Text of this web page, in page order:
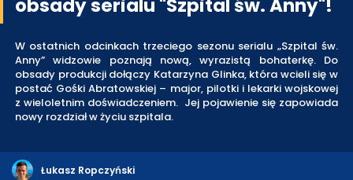
obsady serialu "Szpital św. Anny"!
W ostatnich odcinkach trzeciego sezonu serialu „Szpital św.
Anny” widzowie poznają nową, wyrazistą bohaterkę. Do
obsady produkcji dołączy Katarzyna Glinka, która wcieli się w
postać Gośki Abratowskiej – major, pilotki i lekarki wojskowej
z wieloletnim doświadczeniem. Jej pojawienie się zapowiada
nowy rozdział w życiu szpitala.
Łukasz Ropczyński